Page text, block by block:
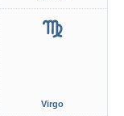
Virgo